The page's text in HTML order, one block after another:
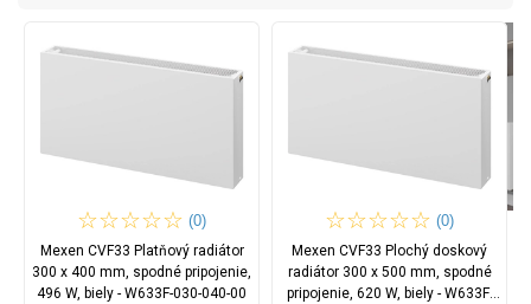
(0)
Mexen CVF33 Platňový radiátor
300 x 400 mm, spodné pripojenie,
496 W, biely - W633F-030-040-00
(0)
Mexen CVF33 Plochý doskový
radiátor 300 x 500 mm, spodné
pripojenie, 620 W, biely - W633F-